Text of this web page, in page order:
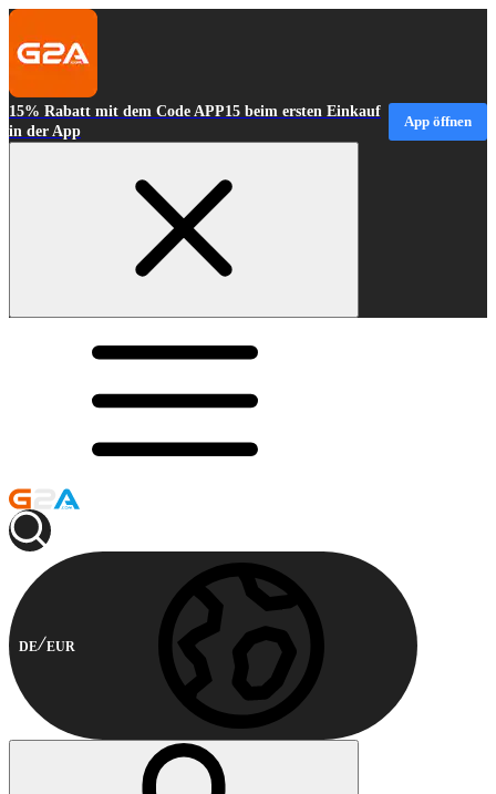
15% Rabatt mit dem Code APP15 beim ersten Einkauf
in der App
App öffnen
DE EUR